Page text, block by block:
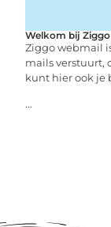
Welkom bij
Ziggo webmail
mails verstuurt,
kunt hier ook je
...